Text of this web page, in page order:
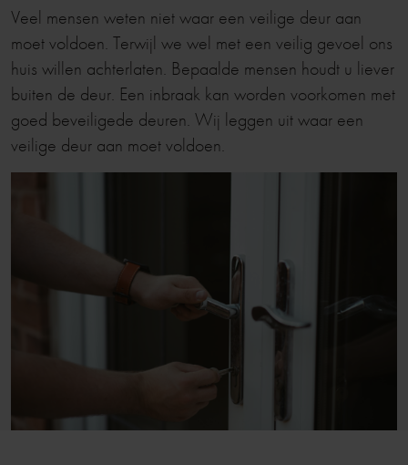
Veel mensen weten niet waar een veilige deur aan
moet voldoen. Terwijl we wel met een veilig gevoel ons
huis willen achterlaten. Bepaalde mensen houdt u liever
buiten de deur. Een inbraak kan worden voorkomen met
goed beveiligede deuren. Wij leggen uit waar een
veilige deur aan moet voldoen.